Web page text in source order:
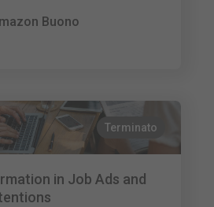
Buono
Terminato
in Job Ads and